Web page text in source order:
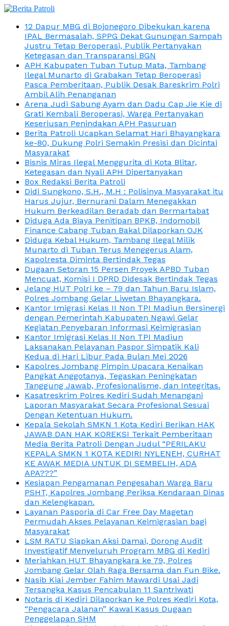
12 Dapur MBG di Bojonegoro Dibekukan karena
IPAL Bermasalah, SPPG Dekat Gunungan Sampah
Justru Tetap Beroperasi, Publik Pertanyakan
Ketegasan dan Transparansi BGN
APH Kabupaten Tuban Tutup Mata, Tambang
Ilegal Munarto di Grabakan Tetap Beroperasi
Pasca Pemberitaan, Publik Desak Bareskrim Polri
Ambil Alih Penanganan
Arena Judi Sabung Ayam dan Dadu Cap Jie Kie di
Grati Kembali Beroperasi, Warga Pertanyakan
Keseriusan Penindakan APH Pasuruan
Berita Patroli Ucapkan Selamat Hari Bhayangkara
ke-80, Dukung Polri Semakin Presisi dan Dicintai
Masyarakat
Bisnis Miras Ilegal Menggurita di Kota Blitar,
Ketegasan dan Nyali APH Dipertanyakan
Box Redaksi Berita Patroli
Didi Sungkono, S.H., M.H : Polisinya Masyarakat itu
Harus Jujur, Bernurani Dalam Menegakkan
Hukum Berkeadilan Beradab dan Bermartabat
Diduga Ada Biaya Penitipan BPKB, Indomobil
Finance Cabang Tuban Bakal Dilaporkan OJK
Diduga Kebal Hukum, Tambang Ilegal Milik
Munarto di Tuban Terus Menggerus Alam,
Kapolresta Diminta Bertindak Tegas
Dugaan Setoran 15 Persen Proyek APBD Tuban
Mencuat, Komisi I DPRD Didesak Bertindak Tegas
Jelang HUT Polri ke – 79 dan Tahun Baru Islam,
Polres Jombang Gelar Liwetan Bhayangkara.
Kantor Imigrasi Kelas II Non TPI Madiun Bersinergi
dengan Pemerintah Kabupaten Ngawi Gelar
Kegiatan Penyebaran Informasi Keimigrasian
Kantor Imigrasi Kelas II Non TPI Madiun
Laksanakan Pelayanan Paspor Simpatik Kali
Kedua di Hari Libur Pada Bulan Mei 2026
Kapolres Jombang Pimpin Upacara Kenaikan
Pangkat Anggotanya, Tegaskan Peningkatan
Tanggung Jawab, Profesionalisme, dan Integritas.
Kasatreskrim Polres Kediri Sudah Menangani
Laporan Masyarakat Secara Profesional Sesuai
Dengan Ketentuan Hukum.
Kepala Sekolah SMKN 1 Kota Kediri Berikan HAK
JAWAB DAN HAK KOREKSI Terkait Pemberitaan
Media Berita Patroli Dengan Judul “PERILAKU
KEPALA SMKN 1 KOTA KEDIRI NYLENEH, CURHAT
KE AWAK MEDIA UNTUK DI SEMBELIH, ADA
APA???”
Kesiapan Pengamanan Pengesahan Warga Baru
PSHT, Kapolres Jombang Periksa Kendaraan Dinas
dan Kelengkapan.
Layanan Pasporia di Car Free Day Magetan
Permudah Akses Pelayanan Keimigrasian bagi
Masyarakat
LSM RATU Siapkan Aksi Damai, Dorong Audit
Investigatif Menyeluruh Program MBG di Kediri
Meriahkan HUT Bhayangkara ke 79, Polres
Jombang Gelar Olah Raga Bersama dan Fun Bike.
Nasib Kiai Jember Fahim Mawardi Usai Jadi
Tersangka Kasus Pencabulan 11 Santriwati
Notaris di Kediri Dilaporkan ke Polres Kediri Kota,
“Pengacara Jalanan” Kawal Kasus Dugaan
Penggelapan SHM